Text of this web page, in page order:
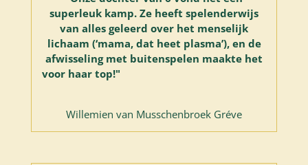
superleuk kamp. Ze heeft spelenderwijs
van alles geleerd over het menselijk
lichaam (‘mama, dat heet plasma’), en de
afwisseling met buitenspelen maakte het
voor haar top!"
Willemien van Musschenbroek Gréve